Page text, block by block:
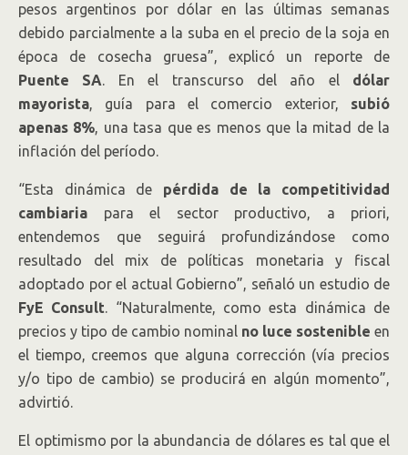
pesos argentinos por dólar en las últimas semanas
debido parcialmente a la suba en el precio de la soja en
época de cosecha gruesa”, explicó un reporte de
Puente SA. En el transcurso del año el dólar
mayorista, guía para el comercio exterior, subió
apenas 8%, una tasa que es menos que la mitad de la
inflación del período.
“Esta dinámica de pérdida de la competitividad
cambiaria para el sector productivo, a priori,
entendemos que seguirá profundizándose como
resultado del mix de políticas monetaria y fiscal
adoptado por el actual Gobierno”, señaló un estudio de
FyE Consult. “Naturalmente, como esta dinámica de
precios y tipo de cambio nominal no luce sostenible en
el tiempo, creemos que alguna corrección (vía precios
y/o tipo de cambio) se producirá en algún momento”,
advirtió.
El optimismo por la abundancia de dólares es tal que el